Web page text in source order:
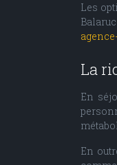
Les
La
En
En